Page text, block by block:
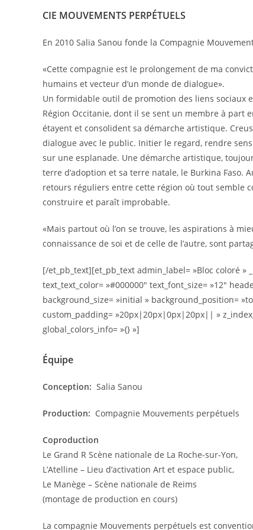
CIE MOUVEMENTS PERPÉTUELS
En 2010 Salia Sanou fonde la Compagnie
«Cette compagnie est le prolongement de ma
humains et vecteur d’un monde de dialogue».
Un formidable outil de promotion des liens
Région Occitanie, dont il se sent un membre à part
étayent et consolident sa démarche artistique.
dialogue avec le public. Initier le regard, rendre
sur une esplanade. Une démarche artistique,
terre d’adoption et sa terre natale, le Burkina Faso.
retours réguliers entre cette région où tout semble
construire et paraît improbable.
«Mais partout où l’on se trouve, les aspirations à
connaissance de soi et de celle de l’autre, sont
[/et_pb_text][et_pb_text admin_label= »Bloc
text_text_color= »#000000″ text_font_size= »12″
background_size= »initial » background_position=
custom_padding= »20px|20px|0px|20px|| »
global_colors_info= »{} »]
Équipe
Conception: Salia Sanou
Production: Compagnie Mouvements perpétuels
Coproduction
Le Grand R Scène nationale de La Roche-sur-Yon,
L’Atelline – Lieu d’activation Art et espace public,
Le Manège – Scène nationale de Reims
(montage de production en cours)
La compagnie Mouvements perpétuels est